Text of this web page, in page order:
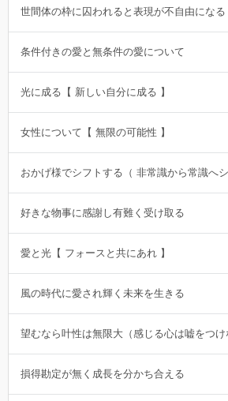
世間体の枠に囚われると表現が不自由になる
条件付きの愛と無条件の愛について
光に成る【 新しい自分に成る 】
女性について【 無限の可能性 】
おかげ様でシフトする（ 非常識から常識へシ
好きな物事に感謝し有難く受け取る
愛と光【 フォースと共にあれ 】
風の時代に愛され輝く未来を生きる
望むなら叶性は無限大（感じる心は嘘をつけ
損得勘定が無く成長を分かち合える